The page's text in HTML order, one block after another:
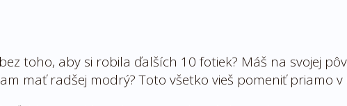
toho, aby si robila ďalších 10 fotiek? Máš na svojej
mať radšej modrý? Toto všetko vieš pomeniť priamo v